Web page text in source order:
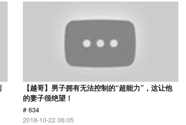
【越哥】男子拥有无法控制的“超能力”，这让他
的妻子很绝望！
# 634
2018-10-22 06:05